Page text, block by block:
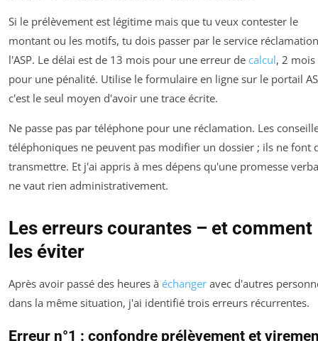
Si le prélèvement est légitime mais que tu veux contester le
montant ou les motifs, tu dois passer par le service
l'ASP. Le délai est de 13 mois pour une erreur de calcul, 2 mois
pour une pénalité. Utilise le formulaire en ligne sur le portail
c'est le seul moyen d'avoir une trace écrite.
Ne passe pas par téléphone pour une réclamation. Les
téléphoniques ne peuvent pas modifier un dossier ; ils ne font
transmettre. Et j'ai appris à mes dépens qu'une promesse
ne vaut rien administrativement.
Les erreurs courantes – et comment
les éviter
Après avoir passé des heures à échanger avec d'autres
dans la même situation, j'ai identifié trois erreurs récurrentes.
Erreur n°1 : confondre prélèvement et